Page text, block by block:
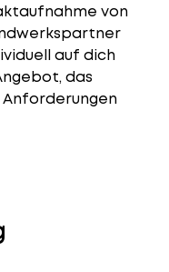
von
auf dich
das